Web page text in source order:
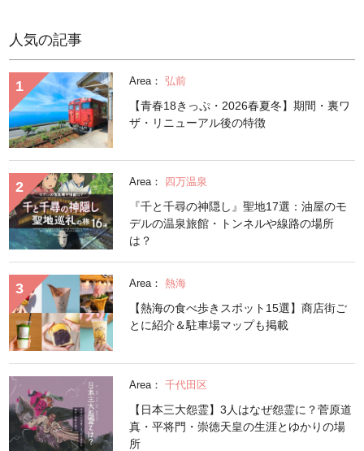
人気の記事
Area： 弘前
【青春18きっぷ・2026春夏冬】期間・裏ワ
ザ・リニューアル後の特徴
Area： 四万温泉
『千と千尋の神隠し』聖地17選：油屋のモ
デルの温泉旅館・トンネルや線路の場所
は？
Area： 熱海
【熱海の食べ歩きスポット15選】商店街ご
とに紹介＆駐車場マップも掲載
Area： 千代田区
【日本三大怨霊】3人はなぜ怨霊に？菅原道
真・平将門・崇徳天皇の生涯とゆかりの場
所